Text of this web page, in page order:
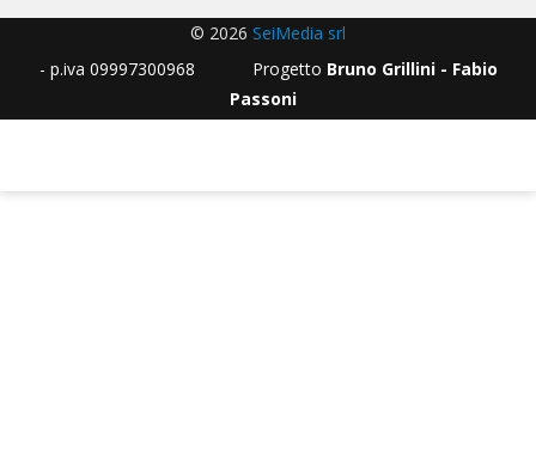
© 2026 SeiMedia srl
- p.iva 09997300968 Progetto Bruno Grillini - Fabio
Passoni